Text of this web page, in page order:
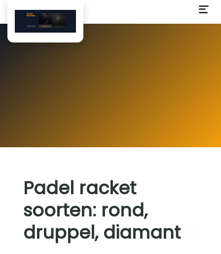
Padel racket
soorten: rond,
druppel, diamant